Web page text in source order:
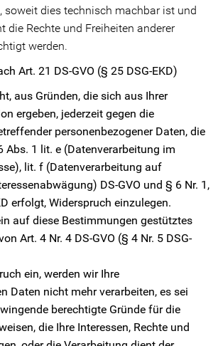
soweit dies technisch machbar ist und
die Rechte und Freiheiten anderer
werden.
Art. 21 DS-GVO (§ 25 DSG-EKD)
aus Gründen, die sich aus Ihrer
ergeben, jederzeit gegen die
personenbezogener Daten, die
Abs. 1 lit. e (Datenverarbeitung im
lit. f (Datenverarbeitung auf
DS-GVO und § 6 Nr. 1,
erfolgt, Widerspruch einzulegen.
auf diese Bestimmungen gestütztes
Art. 4 Nr. 4 DS-GVO (§ 4 Nr. 5 DSG-
ein, werden wir Ihre
Daten nicht mehr verarbeiten, es sei
berechtigte Gründe für die
die Ihre Interessen, Rechte und